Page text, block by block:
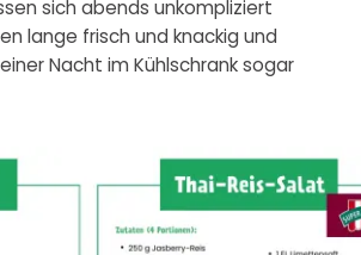
sich abends unkompliziert
lange frisch und knackig und
Nacht im Kühlschrank sogar